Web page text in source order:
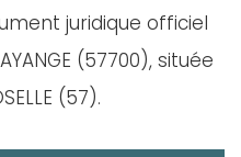
juridique officiel
(57700), située
(57).